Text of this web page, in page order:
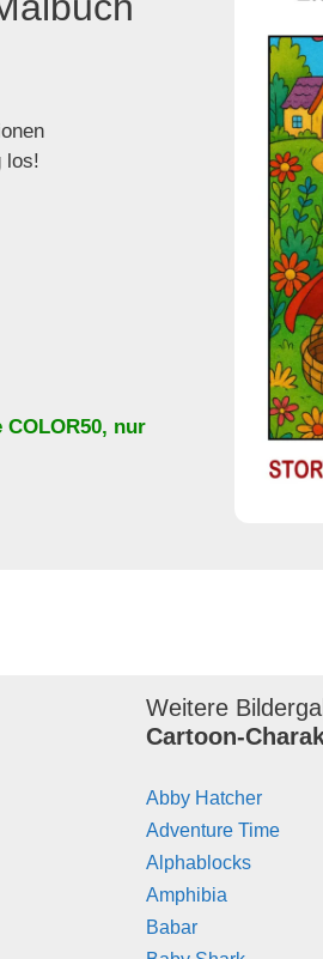
los!
COLOR50, nur
Weitere
Cartoon-
Abby Hatcher
Adventure Time
Alphablocks
Amphibia
Babar